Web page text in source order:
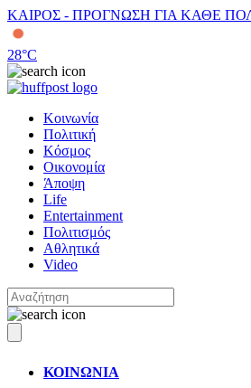
ΚΑΙΡΟΣ - ΠΡΟΓΝΩΣΗ ΓΙΑ ΚΑΘΕ
28°C
Κοινωνία
Πολιτική
Κόσμος
Οικονομία
Άποψη
Life
Entertainment
Πολιτισμός
Αθλητικά
Video
ΚΟΙΝΩΝΙΑ